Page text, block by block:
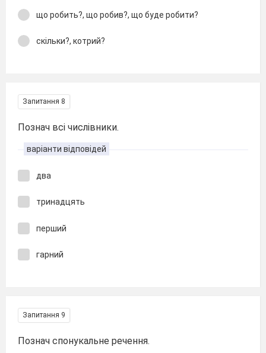
що робить?, що робив?, що буде робити?
скільки?, котрий?
Запитання 8
Познач всі числівники.
варіанти відповідей
два
тринадцять
перший
гарний
Запитання 9
Познач спонукальне речення.